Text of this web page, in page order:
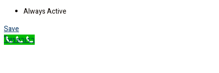
Always Active
Save
โทรหาเรา